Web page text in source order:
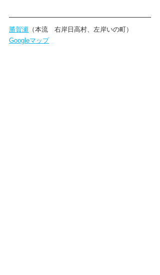
勝賀瀬 （本流　右岸日高村、左岸いの町）
Googleマップ